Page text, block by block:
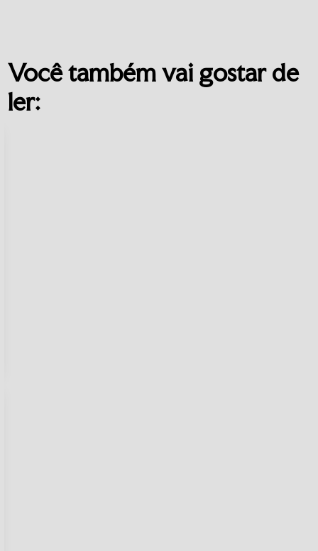
Você também vai gostar de
ler: